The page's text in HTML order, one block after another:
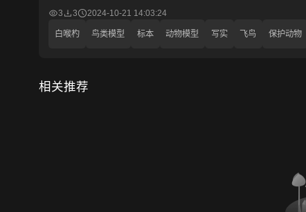
3 3 2024-10-21 14:03:24
白喉杓 鸟类模型 标本 动物模型 写实 飞鸟 保护动物
相关推荐